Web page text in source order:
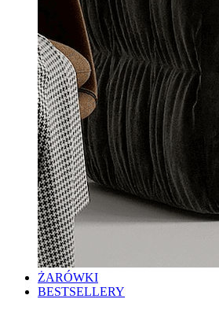
ŻARÓWKI
BESTSELLERY